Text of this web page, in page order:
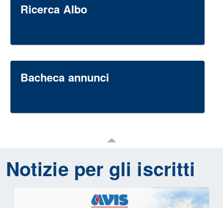
Ricerca Albo
Bacheca annunci
Notizie per gli iscritti